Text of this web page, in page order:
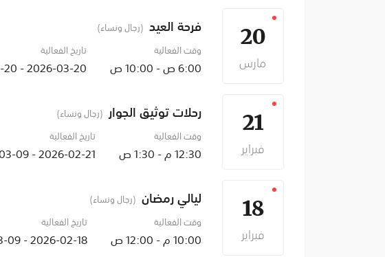
20
مارس
فرحة العيد (رجال ونساء)
وقت الفعالية
6:00 ص - 10:00 ص
تاريخ الفعالية
2026-03-20 - 2026-03-20
21
فبراير
رحلات توثيق الجوار (رجال ونساء)
وقت الفعالية
12:30 م - 1:30 ص
تاريخ الفعالية
2026-02-21 - 2026-03-09
18
فبراير
ليالي رمضان (رجال ونساء)
وقت الفعالية
10:00 م - 12:00 ص
تاريخ الفعالية
2026-02-18 - 2026-03-09